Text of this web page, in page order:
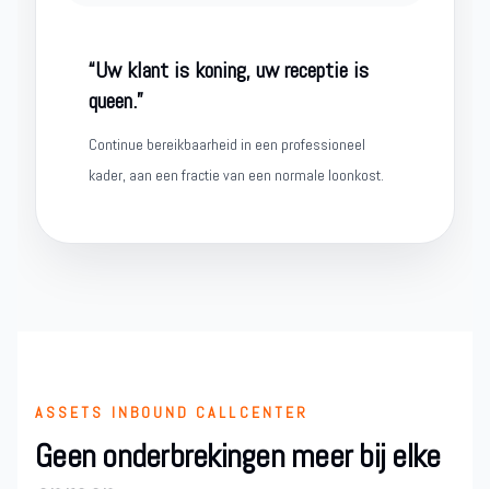
“Uw klant is koning, uw receptie is
queen.”
Continue bereikbaarheid in een professioneel
kader, aan een fractie van een normale loonkost.
ASSETS INBOUND CALLCENTER
Geen onderbrekingen meer bij elke